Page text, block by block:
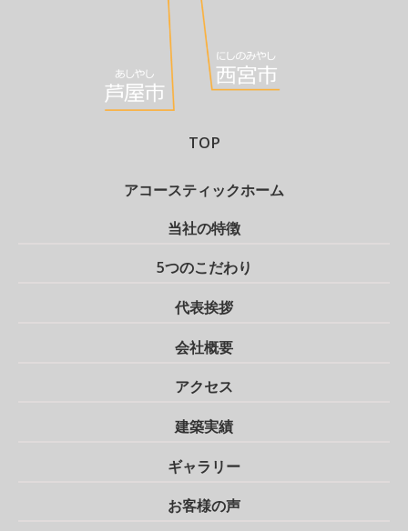
TOP
アコースティックホーム
当社の特徴
5つのこだわり
代表挨拶
会社概要
アクセス
建築実績
ギャラリー
お客様の声